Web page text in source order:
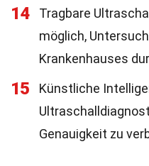
14
Tragbare
möglich,
Krankenhauses
15
Künstliche
Genauigkeit zu